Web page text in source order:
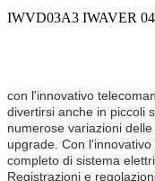
IWVD03A3 IWAVER
con l'innovativo
divertirsi anche in piccoli
numerose variazioni
upgrade. Con
completo di sistema
Registrazioni e